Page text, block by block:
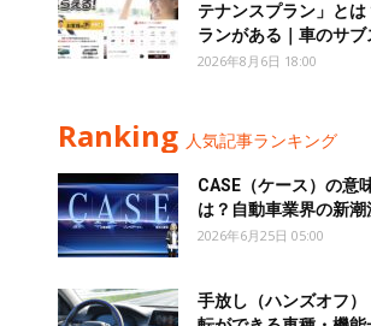
テナンスプラン」と
ランがある｜車のサブ
2026年8月6日 18:00
Ranking 人気記事ランキング
CASE（ケース）の意
は？自動車業界の新潮
2026年6月25日 05:00
手放し（ハンズオフ）